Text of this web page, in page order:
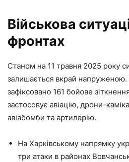
Військова
фронтах
Станом на 11 травня 2025 року
залишається вкрай
зафіксовано 161 бойове
застосовує авіацію, дрони-
авіабомби та артилерію.
На Харківському напрямку
три атаки в районах